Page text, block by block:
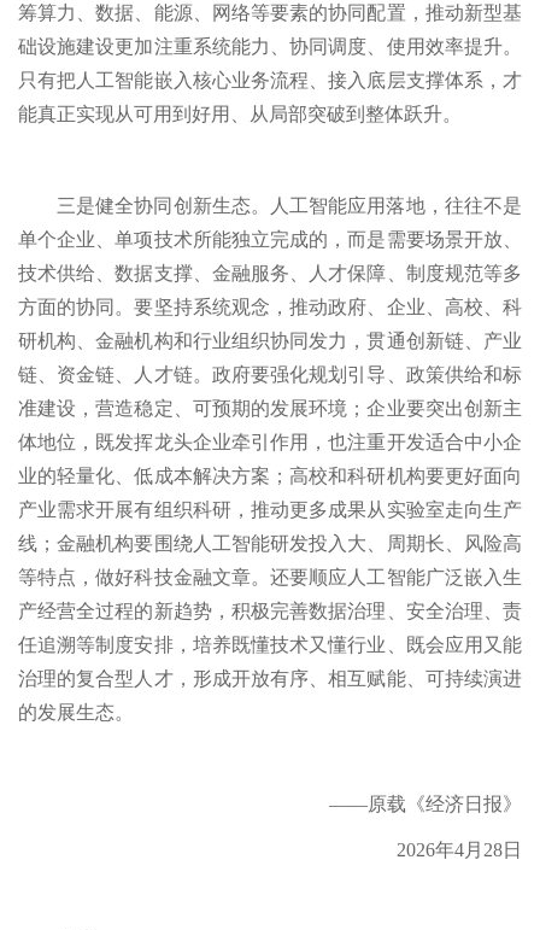
筹算力、数据、能源、网络等要素的协同配置，推动新型基
础设施建设更加注重系统能力、协同调度、使用效率提升。
只有把人工智能嵌入核心业务流程、接入底层支撑体系，才
能真正实现从可用到好用、从局部突破到整体跃升。
三是健全协同创新生态。人工智能应用落地，往往不是
单个企业、单项技术所能独立完成的，而是需要场景开放、
技术供给、数据支撑、金融服务、人才保障、制度规范等多
方面的协同。要坚持系统观念，推动政府、企业、高校、科
研机构、金融机构和行业组织协同发力，贯通创新链、产业
链、资金链、人才链。政府要强化规划引导、政策供给和标
准建设，营造稳定、可预期的发展环境；企业要突出创新主
体地位，既发挥龙头企业牵引作用，也注重开发适合中小企
业的轻量化、低成本解决方案；高校和科研机构要更好面向
产业需求开展有组织科研，推动更多成果从实验室走向生产
线；金融机构要围绕人工智能研发投入大、周期长、风险高
等特点，做好科技金融文章。还要顺应人工智能广泛嵌入生
产经营全过程的新趋势，积极完善数据治理、安全治理、责
任追溯等制度安排，培养既懂技术又懂行业、既会应用又能
治理的复合型人才，形成开放有序、相互赋能、可持续演进
的发展生态。
——原载《经济日报》
2026年4月28日